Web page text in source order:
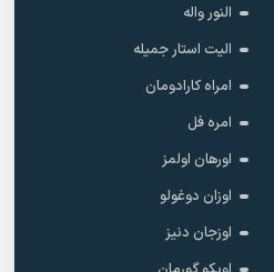
النور واله
الیت استار جمیله
امراه کارادومان
امره فل
اورهان اولمز
اوزان دوغولو
اوزجان دنیز